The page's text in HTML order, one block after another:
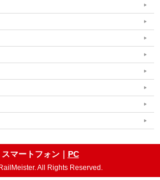
マートフォン｜ PC
All Rights Reserved.